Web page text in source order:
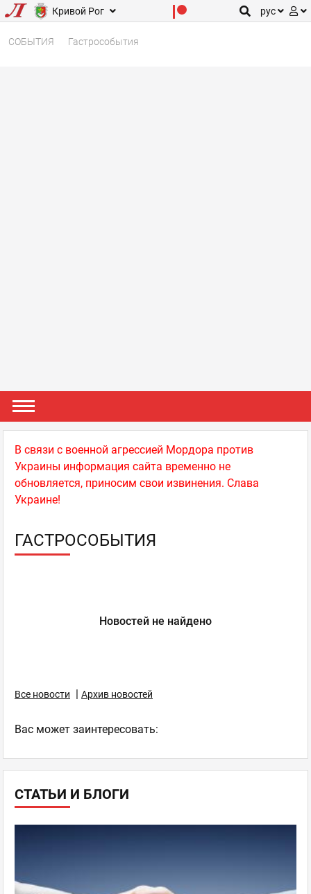
Кривой Рог рус
СОБЫТИЯ Гастрособытия
СТАТЬИ И БЛОГИ
В связи с военной агрессией Мордора против
Украины информация сайта временно не
обновляется, приносим свои извинения. Слава
Украине!
ГАСТРОСОБЫТИЯ
Новостей не найдено
Все новости | Архив новостей
Ваc может заинтересовать: